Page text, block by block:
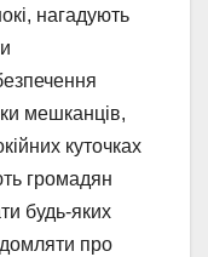
нагадують
мешканців,
куточках
громадян
будь-яких
про